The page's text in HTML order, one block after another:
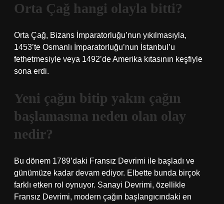
Orta Çağ hangi olayla bitti?
Orta Çağ, Bizans İmparatorluğu’nun yıkılmasıyla,
1453’te Osmanlı İmparatorluğu’nun İstanbul’u
fethetmesiyle veya 1492’de Amerika kıtasının keşfiyle
sona erdi.
Yeni çağın bitip yakın çağın
başlamasına neden olan olay
nedir?
Bu dönem 1789’daki Fransız Devrimi ile başladı ve
günümüze kadar devam ediyor. Elbette bunda birçok
farklı etken rol oynuyor. Sanayi Devrimi, özellikle
Fransız Devrimi, modern çağın başlangıcındaki en